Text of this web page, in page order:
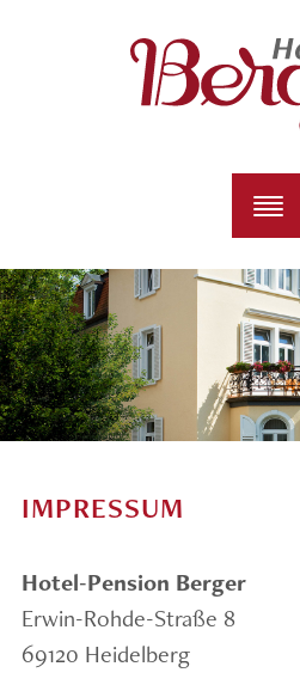
IMPRESSUM
Hotel-Pension Berger
Erwin-Rohde-Straße 8
69120 Heidelberg